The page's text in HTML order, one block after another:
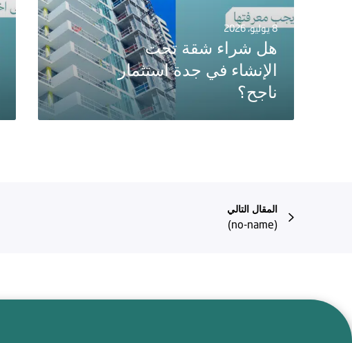
8 يوليو، 2026
هل شراء شقة تحت
الإنشاء في جدة استثمار
ناجح؟
المقال التالي
(no-name)